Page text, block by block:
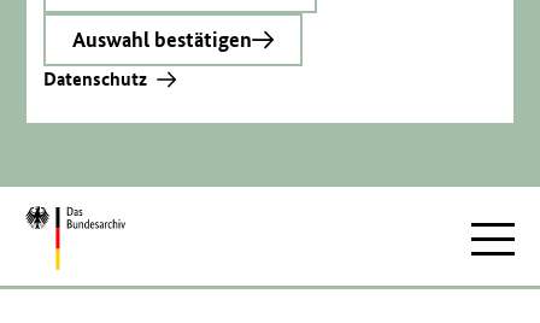
Auswahl bestätigen
Datenschutz
Zur